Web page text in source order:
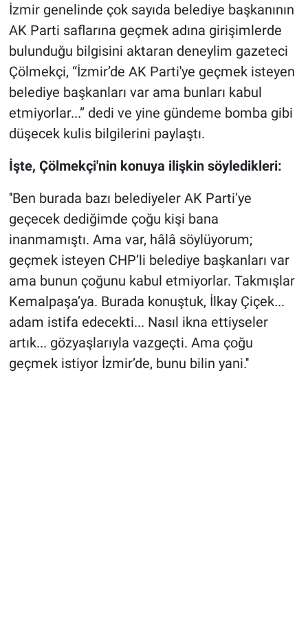
İzmir genelinde çok sayıda belediye başkanının
AK Parti saflarına geçmek adına girişimlerde
bulunduğu bilgisini aktaran deneylim gazeteci
Çölmekçi, “İzmir’de AK Parti'ye geçmek isteyen
belediye başkanları var ama bunları kabul
etmiyorlar...” dedi ve yine gündeme bomba gibi
düşecek kulis bilgilerini paylaştı.
İşte, Çölmekçi'nin konuya ilişkin söyledikleri:
''Ben burada bazı belediyeler AK Parti’ye
geçecek dediğimde çoğu kişi bana
inanmamıştı. Ama var, hâlâ söylüyorum;
geçmek isteyen CHP’li belediye başkanları var
ama bunun çoğunu kabul etmiyorlar. Takmışlar
Kemalpaşa’ya. Burada konuştuk, İlkay Çiçek...
adam istifa edecekti... Nasıl ikna ettiyseler
artık... gözyaşlarıyla vazgeçti. Ama çoğu
geçmek istiyor İzmir’de, bunu bilin yani.''